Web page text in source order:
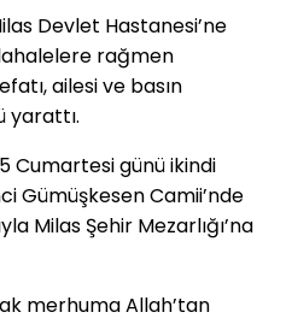
Devlet Hastanesi’ne
rağmen
ailesi ve basın
yarattı.
Cumartesi günü ikindi
Gümüşkesen Camii’nde
Milas Şehir Mezarlığı’na
merhuma Allah’tan